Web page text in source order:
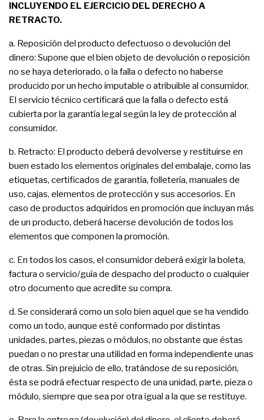
INCLUYENDO EL EJERCICIO DEL DERECHO A
RETRACTO.
a. Reposición del producto defectuoso o devolución del
dinero: Supone que el bien objeto de devolución o reposición
no se haya deteriorado, o la falla o defecto no haberse
producido por un hecho imputable o atribuible al consumidor.
El servicio técnico certificará que la falla o defecto está
cubierta por la garantía legal según la ley de protección al
consumidor.
b. Retracto: El producto deberá devolverse y restituirse en
buen estado los elementos originales del embalaje, como las
etiquetas, certificados de garantía, folletería, manuales de
uso, cajas, elementos de protección y sus accesorios. En
caso de productos adquiridos en promoción que incluyan más
de un producto, deberá hacerse devolución de todos los
elementos que componen la promoción.
c. En todos los casos, el consumidor deberá exigir la boleta,
factura o servicio/guía de despacho del producto o cualquier
otro documento que acredite su compra.
d. Se considerará como un solo bien aquel que se ha vendido
como un todo, aunque esté conformado por distintas
unidades, partes, piezas o módulos, no obstante que éstas
puedan o no prestar una utilidad en forma independiente unas
de otras. Sin prejuicio de ello, tratándose de su reposición,
ésta se podrá efectuar respecto de una unidad, parte, pieza o
módulo, siempre que sea por otra igual a la que se restituye.